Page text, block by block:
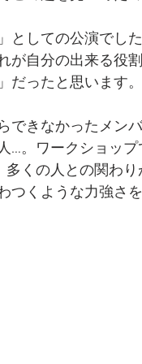
としての公演でし
が自分の出来る役
だったと思います。
できなかったメン
…。ワークショッ
くの人との関わ
つくような力強さを